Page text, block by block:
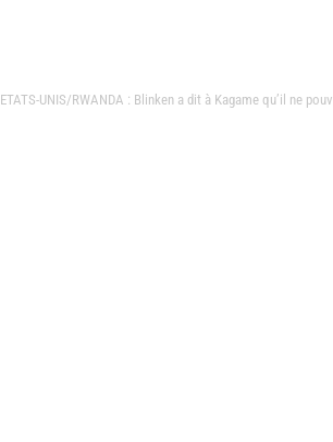
ETATS-UNIS/RWANDA : Blinken a dit à Kagame qu’il ne